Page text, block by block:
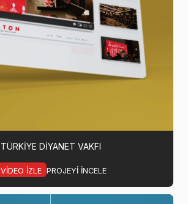
TÜRKIYE DIYANET VAKFI
VIDEO IZLE PROJEYI INCELE